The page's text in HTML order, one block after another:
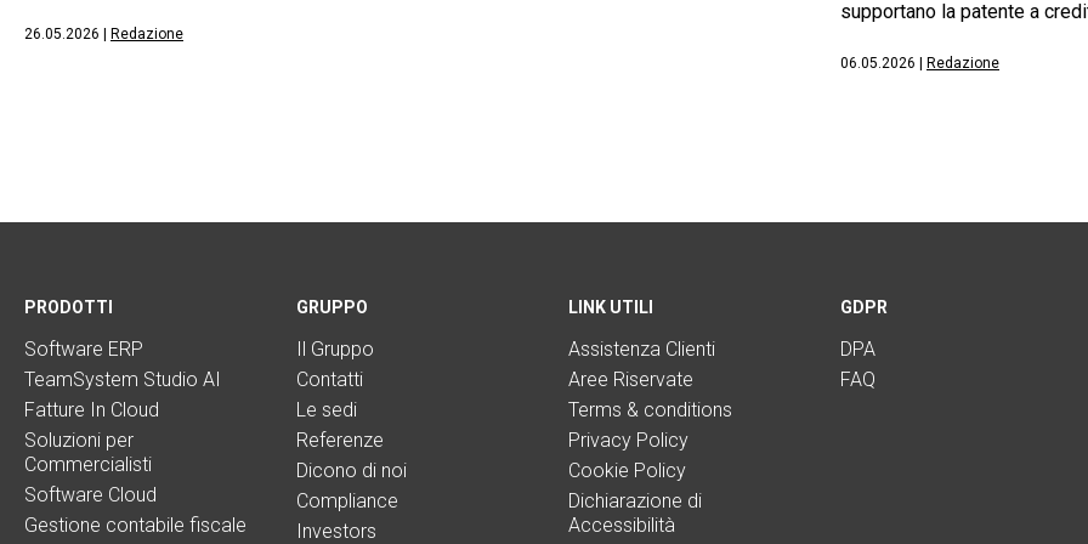
26.05.2026 Redazione
supportano la patente a
06.05.2026 Redazione
PRODOTTI
Software ERP
TeamSystem Studio AI
Fatture In Cloud
Soluzioni per
Commercialisti
Software Cloud
Gestione contabile fiscale
GRUPPO
Il Gruppo
Contatti
Le sedi
Referenze
Dicono di noi
Compliance
Investors
LINK UTILI
Assistenza Clienti
Aree Riservate
Terms & conditions
Privacy Policy
Cookie Policy
Dichiarazione di
Accessibilità
GDPR
DPA
FAQ